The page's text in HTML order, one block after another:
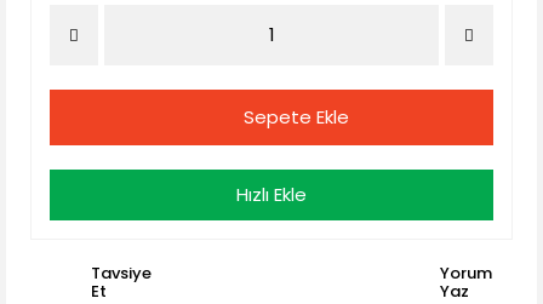
Sepete Ekle
Hızlı Ekle
Tavsiye
Et
Yorum
Yaz